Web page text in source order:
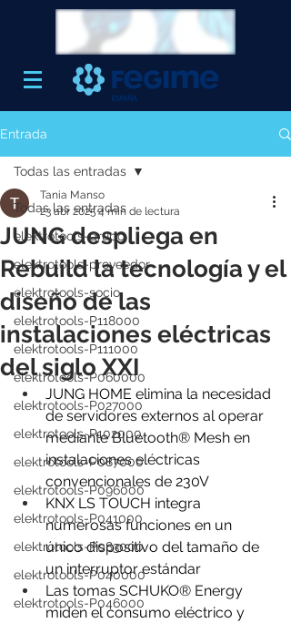
Entrada
Todas las entradas
elektrotools-grupo
elektrotools-proveedor
elektrotools-socio
elektrotools-P118000
elektrotools-P111000
elektrotools-P060000
elektrotools-P027000
elektrotools-P102000
elektrotools-P087000
elektrotools-P096000
elektrotools-P041000
elektrotools-P083000
elektrotools-P040000
elektrotools-P046000
Todas las entradas
JUNG despliega en
Rebuild la tecnología y el
diseño de las
instalaciones eléctricas
del siglo XXI
Tania Manso
23 abr 2025 4 min de lectura
JUNG HOME elimina la necesidad
de servidores externos al operar
mediante Bluetooth® Mesh en
instalaciones eléctricas
convencionales de 230V
KNX LS TOUCH integra
numerosas funciones en un
único dispositivo del tamaño de
un interruptor estándar
Las tomas SCHUKO® Energy
miden el consumo eléctrico y